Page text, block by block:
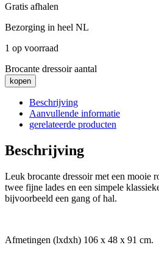
Gratis afhalen
Bezorging in heel NL
1 op voorraad
Brocante dressoir aantal
kopen
Beschrijving
Aanvullende informatie
gerelateerde producten
Beschrijving
Leuk brocante dressoir met een mooie
twee fijne lades en een simpele
bijvoorbeeld een gang of hal.
Afmetingen (lxdxh) 106 x 48 x 91 cm.